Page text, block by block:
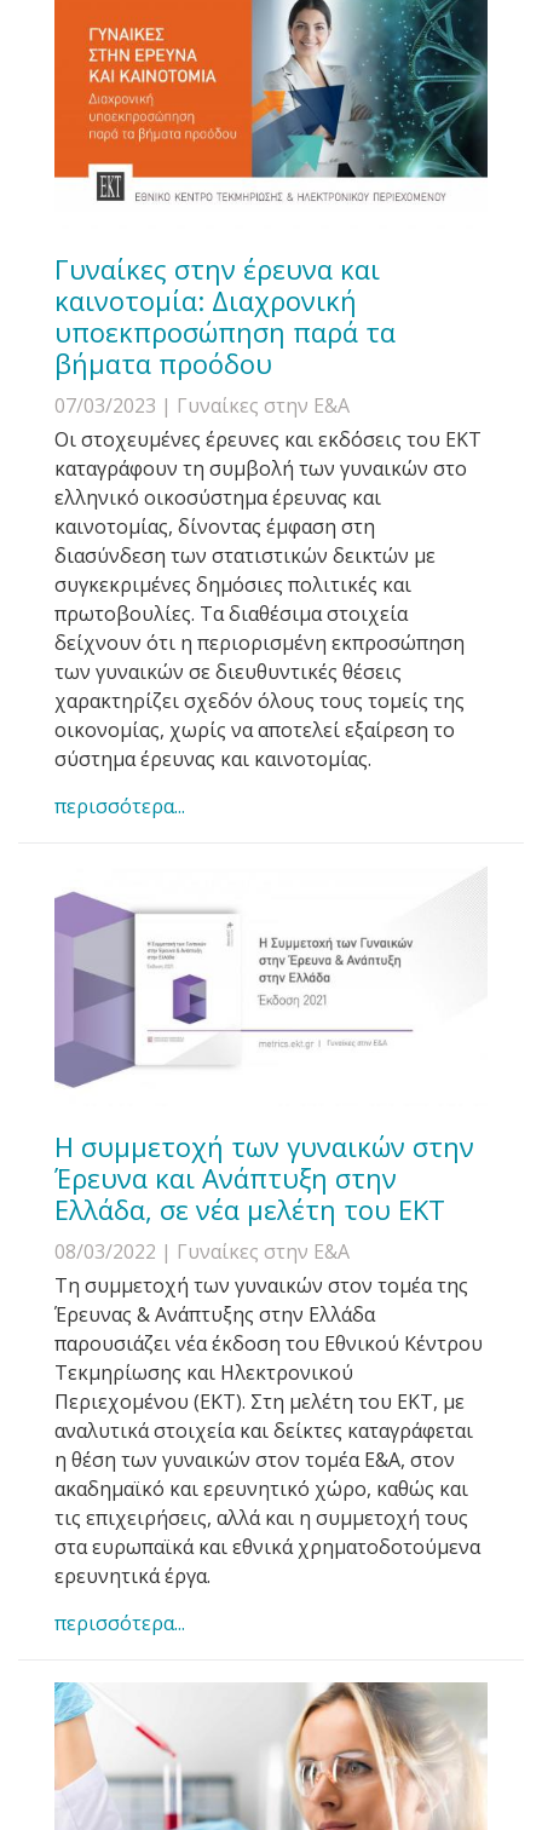
Γυναίκες στην έρευνα και
καινοτομία: Διαχρονική
υποεκπροσώπηση παρά τα
βήματα προόδου
07/03/2023 | Γυναίκες στην Ε&Α
Οι στοχευμένες έρευνες και εκδόσεις του ΕΚΤ
καταγράφουν τη συμβολή των γυναικών στο
ελληνικό οικοσύστημα έρευνας και
καινοτομίας, δίνοντας έμφαση στη
διασύνδεση των στατιστικών δεικτών με
συγκεκριμένες δημόσιες πολιτικές και
πρωτοβουλίες. Τα διαθέσιμα στοιχεία
δείχνουν ότι η περιορισμένη εκπροσώπηση
των γυναικών σε διευθυντικές θέσεις
χαρακτηρίζει σχεδόν όλους τους τομείς της
οικονομίας, χωρίς να αποτελεί εξαίρεση το
σύστημα έρευνας και καινοτομίας.
περισσότερα...
Η συμμετοχή των γυναικών στην
Έρευνα και Ανάπτυξη στην
Ελλάδα, σε νέα μελέτη του ΕΚΤ
08/03/2022 | Γυναίκες στην Ε&Α
Τη συμμετοχή των γυναικών στον τομέα της
Έρευνας & Ανάπτυξης στην Ελλάδα
παρουσιάζει νέα έκδοση του Εθνικού Κέντρου
Τεκμηρίωσης και Ηλεκτρονικού
Περιεχομένου (ΕΚΤ). Στη μελέτη του ΕΚΤ, με
αναλυτικά στοιχεία και δείκτες καταγράφεται
η θέση των γυναικών στον τομέα Ε&Α, στον
ακαδημαϊκό και ερευνητικό χώρο, καθώς και
τις επιχειρήσεις, αλλά και η συμμετοχή τους
στα ευρωπαϊκά και εθνικά χρηματοδοτούμενα
ερευνητικά έργα.
περισσότερα...